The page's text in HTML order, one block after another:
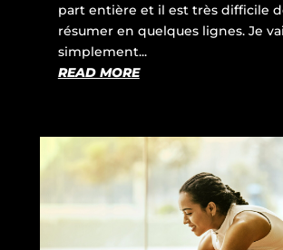
part entière et il est très difficile
résumer en quelques lignes. Je
simplement...
READ MORE